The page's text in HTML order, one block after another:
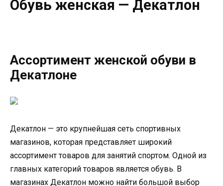
Обувь женская — Декатлон
Ассортимент женской обуви в
Декатлоне
Декатлон — это крупнейшая сеть спортивных
магазинов, которая представляет широкий
ассортимент товаров для занятий спортом. Одной из
главных категорий товаров является обувь. В
магазинах Декатлон можно найти большой выбор